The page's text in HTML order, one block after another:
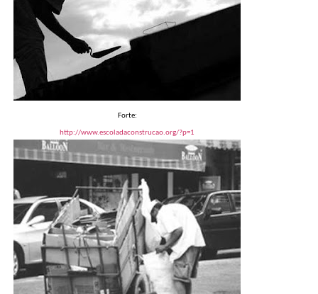
Forte:
http://www.escoladaconstrucao.org/?p=1